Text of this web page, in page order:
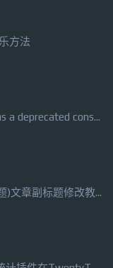
方法
WP_Widget_PostViews has a deprecated constructor 报错解决
WordPress(Twenty Ten主题)文章副标题修改教程